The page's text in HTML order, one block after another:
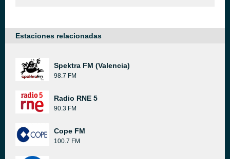
Estaciones relacionadas
Spektra FM (Valencia)
98.7 FM
Radio RNE 5
90.3 FM
Cope FM
100.7 FM